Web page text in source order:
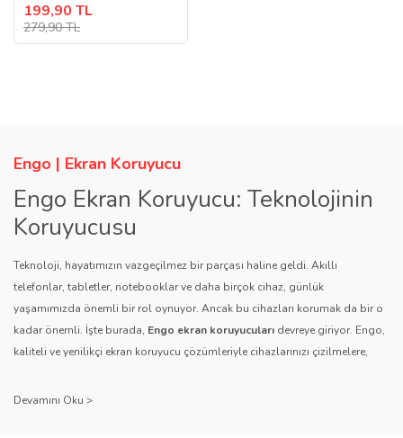
199,90 TL
279,90 TL
Engo | Ekran Koruyucu
Engo Ekran Koruyucu: Teknolojinin
Koruyucusu
Teknoloji, hayatımızın vazgeçilmez bir parçası haline geldi. Akıllı
telefonlar, tabletler, notebooklar ve daha birçok cihaz, günlük
yaşamımızda önemli bir rol oynuyor. Ancak bu cihazları korumak da bir o
kadar önemli. İşte burada, Engo ekran koruyucuları devreye giriyor. Engo,
kaliteli ve yenilikçi ekran koruyucu çözümleriyle cihazlarınızı çizilmelere,
sağlıyor.